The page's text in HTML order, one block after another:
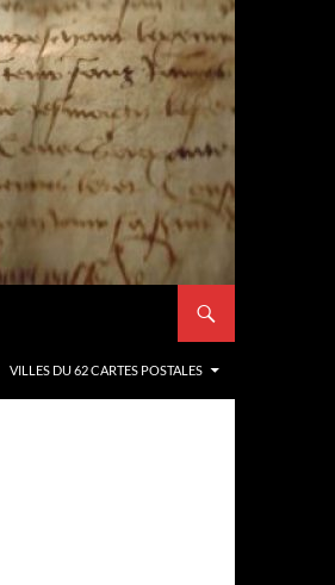
VILLES DU 62 CARTES POSTALES